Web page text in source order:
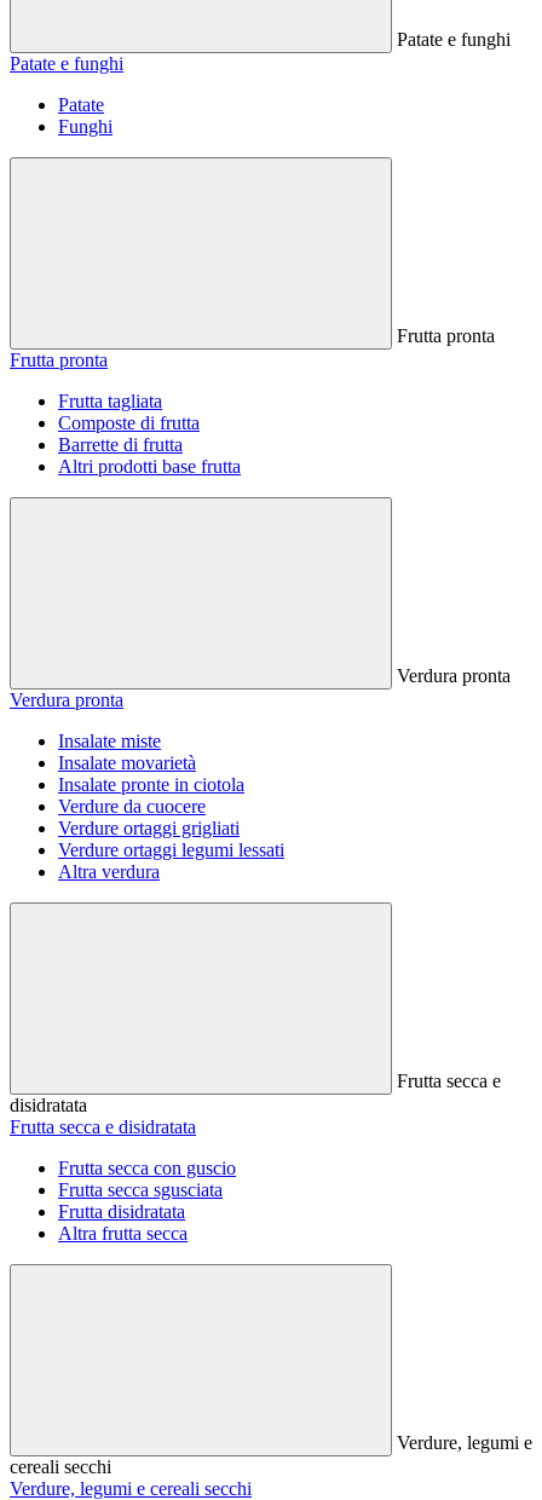
Patate e funghi
Patate e funghi
Patate
Funghi
Frutta pronta
Frutta pronta
Frutta tagliata
Composte di frutta
Barrette di frutta
Altri prodotti base frutta
Verdura pronta
Verdura pronta
Insalate miste
Insalate movarietà
Insalate pronte in ciotola
Verdure da cuocere
Verdure ortaggi grigliati
Verdure ortaggi legumi lessati
Altra verdura
Frutta secca e
disidratata
Frutta secca e disidratata
Frutta secca con guscio
Frutta secca sgusciata
Frutta disidratata
Altra frutta secca
Verdure, legumi e
cereali secchi
Verdure, legumi e cereali secchi